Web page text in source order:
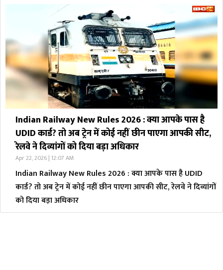
Indian Railway New Rules 2026 : क्या आपके पास है
UDID कार्ड? तो अब ट्रेन में कोई नहीं छीन पाएगा आपकी सीट,
रेलवे ने दिव्यांगों को दिया बड़ा अधिकार
Apr 22, 2026 | 12:07 AM
Indian Railway New Rules 2026 : क्या आपके पास है UDID
कार्ड? तो अब ट्रेन में कोई नहीं छीन पाएगा आपकी सीट, रेलवे ने दिव्यांगों
को दिया बड़ा अधिकार